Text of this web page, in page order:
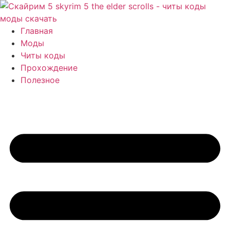
Перейти
к
содержимому
Главная
Моды
Читы коды
Прохождение
Полезное